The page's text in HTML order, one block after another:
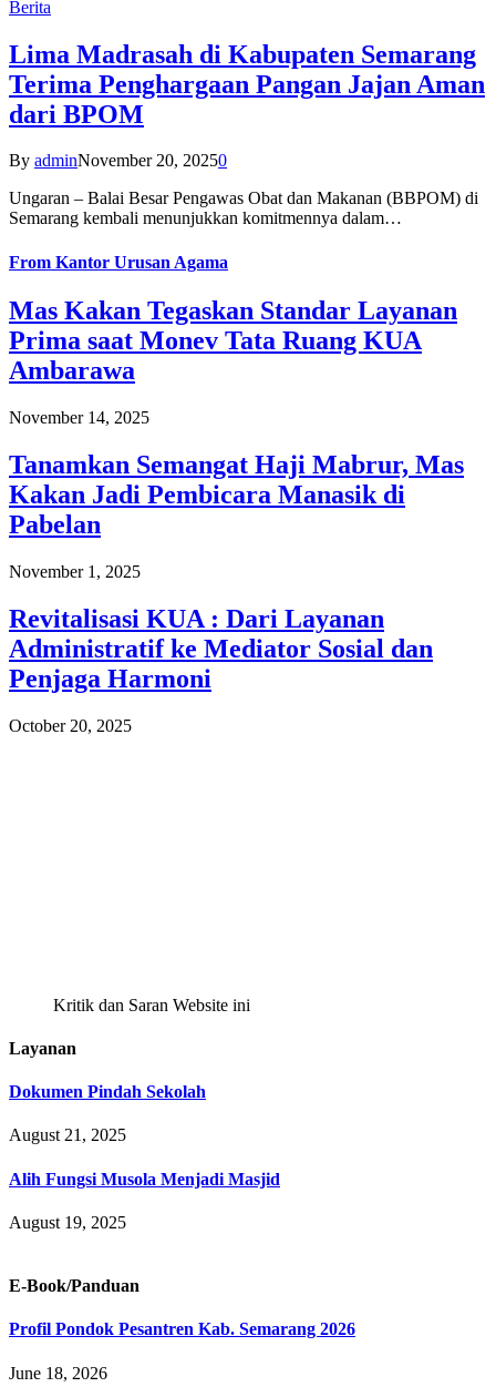
Berita
Lima Madrasah di Kabupaten Semarang
Terima Penghargaan Pangan Jajan Aman
dari BPOM
By adminNovember 20, 20250
Ungaran – Balai Besar Pengawas Obat dan Makanan (BBPOM) di
Semarang kembali menunjukkan komitmennya dalam…
From Kantor Urusan Agama
Mas Kakan Tegaskan Standar Layanan
Prima saat Monev Tata Ruang KUA
Ambarawa
November 14, 2025
Tanamkan Semangat Haji Mabrur, Mas
Kakan Jadi Pembicara Manasik di
Pabelan
November 1, 2025
Revitalisasi KUA : Dari Layanan
Administratif ke Mediator Sosial dan
Penjaga Harmoni
October 20, 2025
Kritik dan Saran Website ini
Layanan
Dokumen Pindah Sekolah
August 21, 2025
Alih Fungsi Musola Menjadi Masjid
August 19, 2025
E-Book/Panduan
Profil Pondok Pesantren Kab. Semarang 2026
June 18, 2026